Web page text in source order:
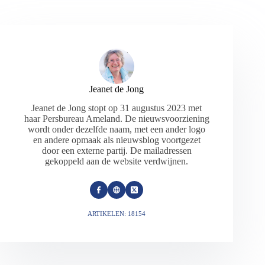
Jeanet de Jong
Jeanet de Jong stopt op 31 augustus 2023 met
haar Persbureau Ameland. De nieuwsvoorziening
wordt onder dezelfde naam, met een ander logo
en andere opmaak als nieuwsblog voortgezet
door een externe partij. De mailadressen
gekoppeld aan de website verdwijnen.
ARTIKELEN: 18154